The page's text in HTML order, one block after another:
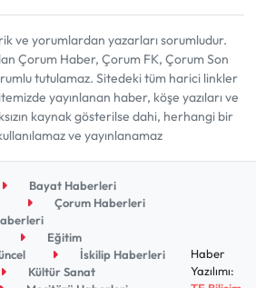
ve yorumlardan yazarları sorumludur.
Çorum Haber, Çorum FK, Çorum Son
tutulamaz. Sitedeki tüm harici linkler
yayınlanan haber, köşe yazıları ve
kaynak gösterilse dahi, herhangi bir
ve yayınlanamaz
Bayat Haberleri
Çorum Haberleri
Eğitim
İskilip Haberleri
Kültür Sanat
Haber
Yazılımı: